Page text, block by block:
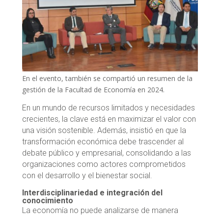
En el evento, también se compartió un resumen de la
gestión de la Facultad de Economía en 2024.
En un mundo de recursos limitados y necesidades
crecientes, la clave está en maximizar el valor con
una visión sostenible. Además, insistió en que la
transformación económica debe trascender al
debate público y empresarial, consolidando a las
organizaciones como actores comprometidos
con el desarrollo y el bienestar social.
Interdisciplinariedad e integración del
conocimiento
La economía no puede analizarse de manera